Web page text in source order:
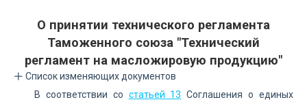
О принятии технического регламента
Таможенного союза "Технический
регламент на масложировую продукцию"
Список изменяющих документов
В соответствии со статьей 13 Соглашения о единых